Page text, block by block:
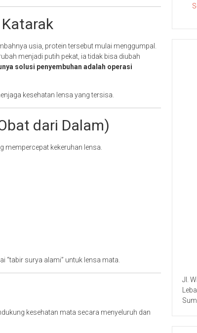
usia, protein tersebut mulai menggumpal.
menjadi putih pekat, ia tidak bisa diubah
solusi penyembuhan adalah operasi
kesehatan lensa yang tersisa.
dari Dalam)
mempercepat kekeruhan lensa.
“tabir surya alami” untuk lensa mata.
kesehatan mata secara menyeluruh dan
Jl.